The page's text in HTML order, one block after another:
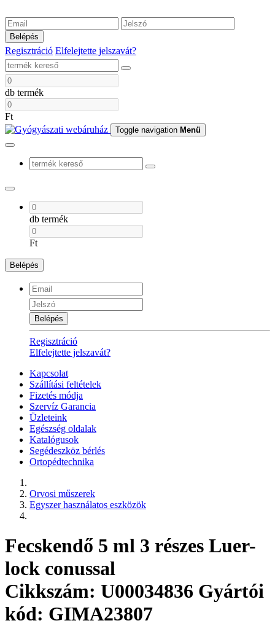
Belépés
Regisztráció Elfelejtette jelszavát?
db termék
Ft
Toggle navigation Menü
db termék
Ft
Belépés
Belépés
Regisztráció
Elfelejtette jelszavát?
Kapcsolat
Szállítási feltételek
Fizetés módja
Szervíz Garancia
Üzleteink
Egészség oldalak
Katalógusok
Segédeszköz bérlés
Ortopédtechnika
Orvosi műszerek
Egyszer használatos eszközök
Fecskendő 5 ml 3 részes Luer-
lock conussal
Cikkszám: U00034836 Gyártói
kód: GIMA23807